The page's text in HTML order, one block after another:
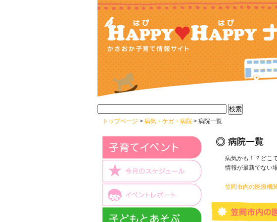
トップページ > 病気・ケガ・病院 > 病院一覧
病気かも！？どこ
情報が最新でない
笠岡市内の医療機